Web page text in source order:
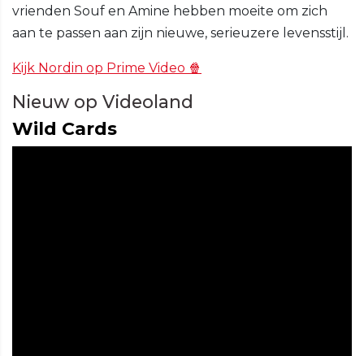
vrienden Souf en Amine hebben moeite om zich
aan te passen aan zijn nieuwe, serieuzere levensstijl.
Kijk Nordin op Prime Video 🍿
Nieuw op Videoland
Wild Cards